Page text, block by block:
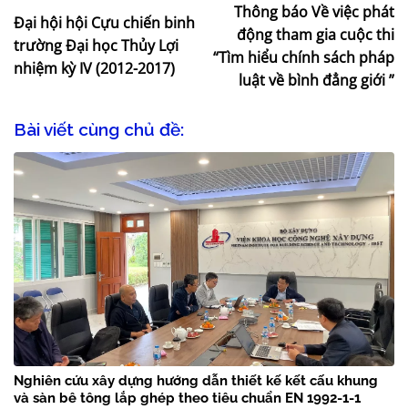
Đại hội hội Cựu chiến binh
trường Đại học Thủy Lợi
nhiệm kỳ IV (2012-2017)
Thông báo Về việc phát
động tham gia cuộc thi
“Tìm hiểu chính sách pháp
luật về bình đẳng giới ”
Bài viết cùng chủ đề:
Nghiên cứu xây dựng hướng dẫn thiết kế kết cấu khung
và sàn bê tông lắp ghép theo tiêu chuẩn EN 1992-1-1